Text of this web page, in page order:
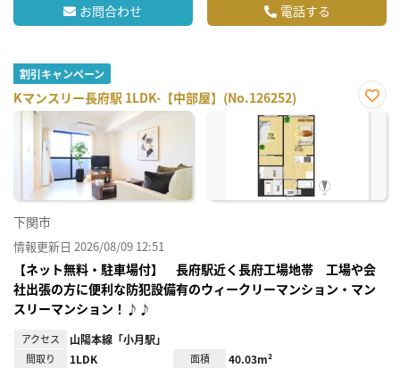
お問合わせ 電話する
割引キャンペーン
Kマンスリー長府駅 1LDK-【中部屋】(No.126252)
お気
下関市
情報更新日 2026/08/09 12:51
【ネット無料・駐車場付】 長府駅近く長府工場地帯 工場や会
社出張の方に便利な防犯設備有のウィークリーマンション・マン
スリーマンション！♪♪
アクセス 山陽本線「小月駅」
間取り 1LDK 面積 40.03m²